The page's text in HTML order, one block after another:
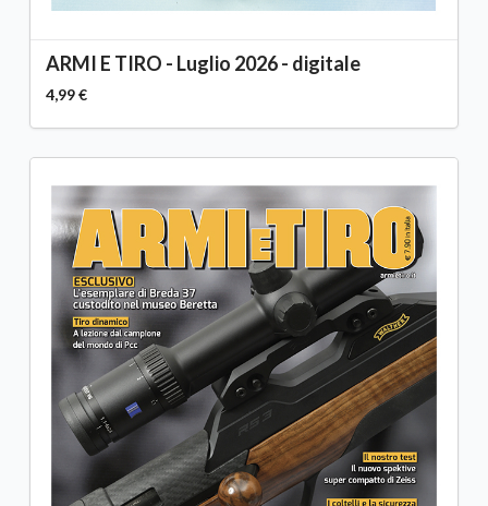
ARMI E TIRO - Luglio 2026 - digitale
4,99 €